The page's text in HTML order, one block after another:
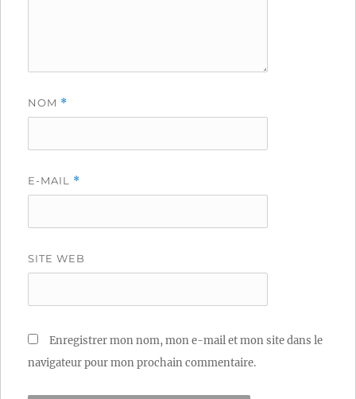
NOM *
E-MAIL *
SITE WEB
Enregistrer mon nom, mon e-mail et mon site dans le
navigateur pour mon prochain commentaire.